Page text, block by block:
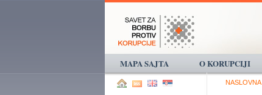
MAPA SAJTA O KORUPCIJI
NASLOVNA